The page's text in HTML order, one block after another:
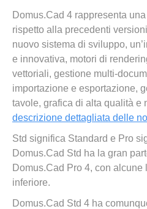
Domus.Cad 4 rappresenta
rispetto alla precedenti
nuovo sistema di sviluppo,
e innovativa, motori di
vettoriali, gestione multi-
importazione e esportazione,
tavole, grafica di alta qualità e
descrizione dettagliata delle
Std significa Standard e Pro
Domus.Cad Std ha la gran
Domus.Cad Pro 4, con
inferiore.
Domus.Cad Std 4 ha